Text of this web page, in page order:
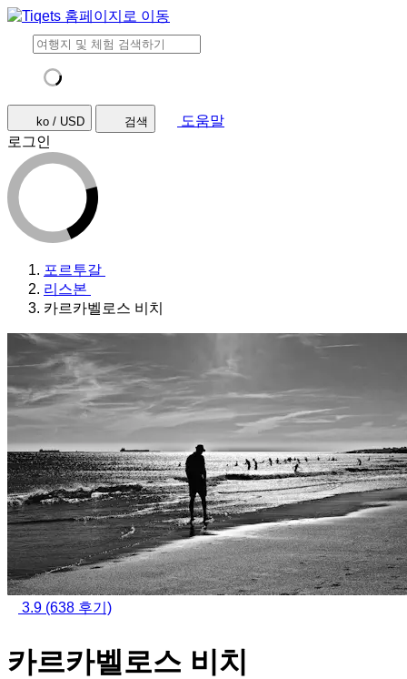
ko / USD 검색
도움말
로그인
포르투갈
리스본
카르카벨로스 비치
3.9 (638 후기)
카르카벨로스 비치